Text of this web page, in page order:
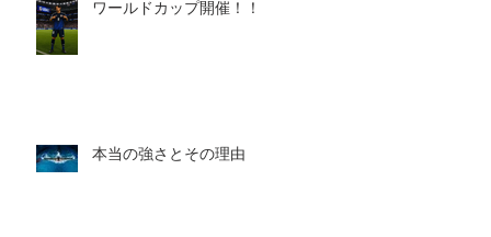
ワールドカップ開催！！！
本当の強さとその理由